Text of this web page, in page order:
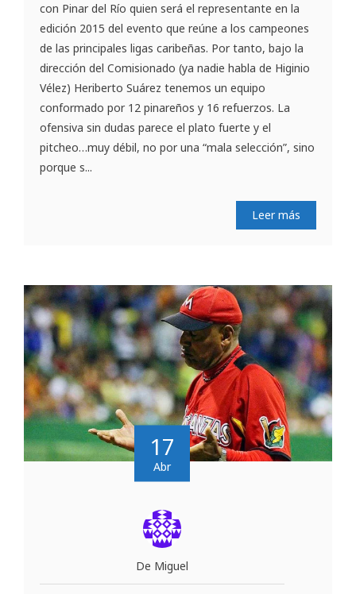
con Pinar del Río quien será el representante en la
edición 2015 del evento que reúne a los campeones
de las principales ligas caribeñas. Por tanto, bajo la
dirección del Comisionado (ya nadie habla de Higinio
Vélez) Heriberto Suárez tenemos un equipo
conformado por 12 pinareños y 16 refuerzos. La
ofensiva sin dudas parece el plato fuerte y el
pitcheo…muy débil, no por una “mala selección”, sino
porque s...
Leer más
17
Abr
De Miguel